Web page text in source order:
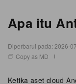
Apa itu
Diperbarui pada: 2026-
Copy as MD
Ketika aset cloud